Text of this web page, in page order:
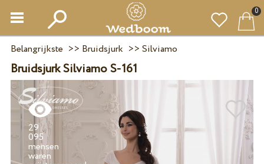
0
Belangrijkste >> Bruidsjurk >> Silviamo
Bruidsjurk Silviamo S-161
29
095
mensen
waren